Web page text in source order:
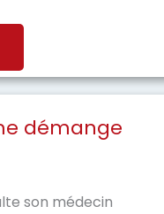
démange
son médecin